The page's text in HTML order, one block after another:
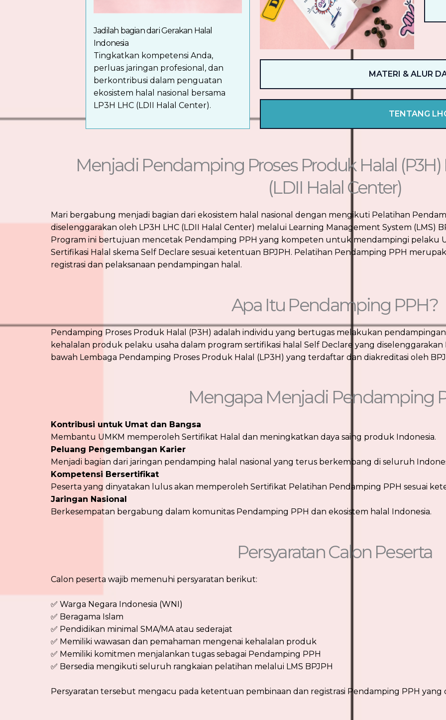
Jadilah bagian dari Gerakan Halal
Indonesia
Tingkatkan kompetensi Anda,
perluas jaringan profesional, dan
berkontribusi dalam penguatan
ekosistem halal nasional bersama
LP3H LHC (LDII Halal Center).
MATERI & ALUR
TENTANG
Menjadi Pendamping Proses Produk Halal (P3H)
(LDII Halal Center)
Mari bergabung menjadi bagian dari ekosistem halal nasional dengan mengikuti Pelatihan
diselenggarakan oleh LP3H LHC (LDII Halal Center) melalui Learning Management System (LMS)
Program ini bertujuan mencetak Pendamping PPH yang kompeten untuk mendampingi pelaku
Sertifikasi Halal skema Self Declare sesuai ketentuan BPJPH. Pelatihan Pendamping PPH
registrasi dan pelaksanaan pendampingan halal.
Apa Itu Pendamping PPH?
Pendamping Proses Produk Halal (P3H) adalah individu yang bertugas melakukan
kehalalan produk pelaku usaha dalam program sertifikasi halal Self Declare yang
bawah Lembaga Pendamping Proses Produk Halal (LP3H) yang terdaftar dan diakreditasi oleh
Mengapa Menjadi Pendamping
Kontribusi untuk Umat dan Bangsa
Membantu UMKM memperoleh Sertifikat Halal dan meningkatkan daya saing produk Indonesia.
Peluang Pengembangan Karier
Menjadi bagian dari jaringan pendamping halal nasional yang terus berkembang di seluruh
Kompetensi Bersertifikat
Peserta yang dinyatakan lulus akan memperoleh Sertifikat Pelatihan Pendamping PPH sesuai
Jaringan Nasional
Berkesempatan bergabung dalam komunitas Pendamping PPH dan ekosistem halal Indonesia.
Persyaratan Calon Peserta
Calon peserta wajib memenuhi persyaratan berikut:
✅ Warga Negara Indonesia (WNI)
✅ Beragama Islam
✅ Pendidikan minimal SMA/MA atau sederajat
✅ Memiliki wawasan dan pemahaman mengenai kehalalan produk
✅ Memiliki komitmen menjalankan tugas sebagai Pendamping PPH
✅ Bersedia mengikuti seluruh rangkaian pelatihan melalui LMS BPJPH
Persyaratan tersebut mengacu pada ketentuan pembinaan dan registrasi Pendamping PPH yang